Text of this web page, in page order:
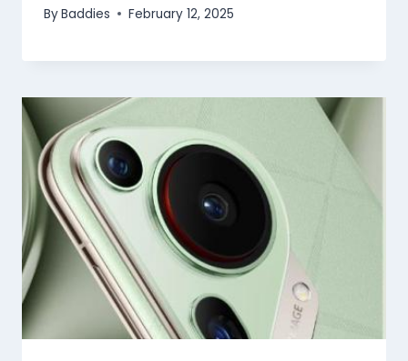
ByBaddies February 12, 2025